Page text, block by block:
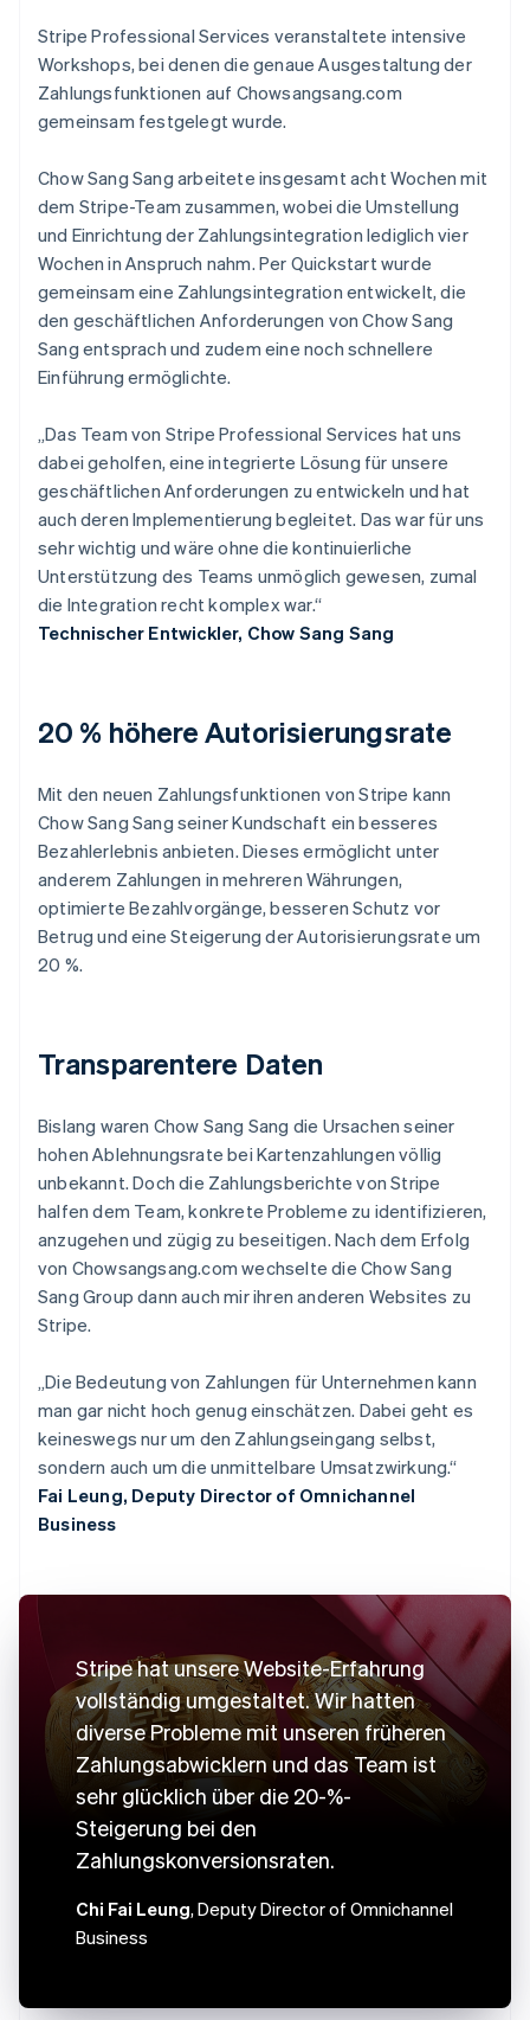
Stripe Professional Services veranstaltete intensive
Workshops, bei denen die genaue Ausgestaltung der
Zahlungsfunktionen auf Chowsangsang.com
gemeinsam festgelegt wurde.
Chow Sang Sang arbeitete insgesamt acht Wochen mit
dem Stripe-Team zusammen, wobei die Umstellung
und Einrichtung der Zahlungsintegration lediglich vier
Wochen in Anspruch nahm. Per Quickstart wurde
gemeinsam eine Zahlungsintegration entwickelt, die
den geschäftlichen Anforderungen von Chow Sang
Sang entsprach und zudem eine noch schnellere
Einführung ermöglichte.
„Das Team von Stripe Professional Services hat uns
dabei geholfen, eine integrierte Lösung für unsere
geschäftlichen Anforderungen zu entwickeln und hat
auch deren Implementierung begleitet. Das war für uns
sehr wichtig und wäre ohne die kontinuierliche
Unterstützung des Teams unmöglich gewesen, zumal
die Integration recht komplex war.“
Technischer Entwickler, Chow Sang Sang
20 % höhere Autorisierungsrate
Mit den neuen Zahlungsfunktionen von Stripe kann
Chow Sang Sang seiner Kundschaft ein besseres
Bezahlerlebnis anbieten. Dieses ermöglicht unter
anderem Zahlungen in mehreren Währungen,
optimierte Bezahlvorgänge, besseren Schutz vor
Betrug und eine Steigerung der Autorisierungsrate um
20 %.
Transparentere Daten
Bislang waren Chow Sang Sang die Ursachen seiner
hohen Ablehnungsrate bei Kartenzahlungen völlig
unbekannt. Doch die Zahlungsberichte von Stripe
halfen dem Team, konkrete Probleme zu identifizieren,
anzugehen und zügig zu beseitigen. Nach dem Erfolg
von Chowsangsang.com wechselte die Chow Sang
Sang Group dann auch mir ihren anderen Websites zu
Stripe.
„Die Bedeutung von Zahlungen für Unternehmen kann
man gar nicht hoch genug einschätzen. Dabei geht es
keineswegs nur um den Zahlungseingang selbst,
sondern auch um die unmittelbare Umsatzwirkung.“
Fai Leung, Deputy Director of Omnichannel
Business
Stripe hat unsere Website-Erfahrung
vollständig umgestaltet. Wir hatten
diverse Probleme mit unseren früheren
Zahlungsabwicklern und das Team ist
sehr glücklich über die 20-%-
Steigerung bei den
Zahlungskonversionsraten.
Chi Fai Leung, Deputy Director of Omnichannel
Business